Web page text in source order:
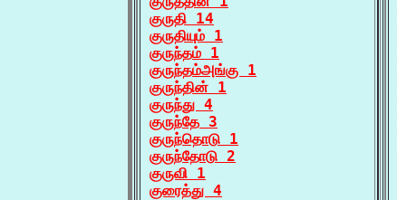
குருதி 14
குருதியும் 1
குருந்தம் 1
குருந்தம்அங்கு 1
குருந்தின் 1
குருந்து 4
குருந்தே 3
குருந்தொடு 1
குருந்தோடு 2
குருவி 1
குரைத்து 4